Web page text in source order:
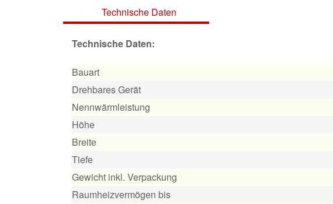
Technische Daten
Technische Daten:
Bauart
Drehbares Gerät
Nennwärmleistung
Höhe
Breite
Tiefe
Gewicht inkl. Verpackung
Raumheizvermögen bis